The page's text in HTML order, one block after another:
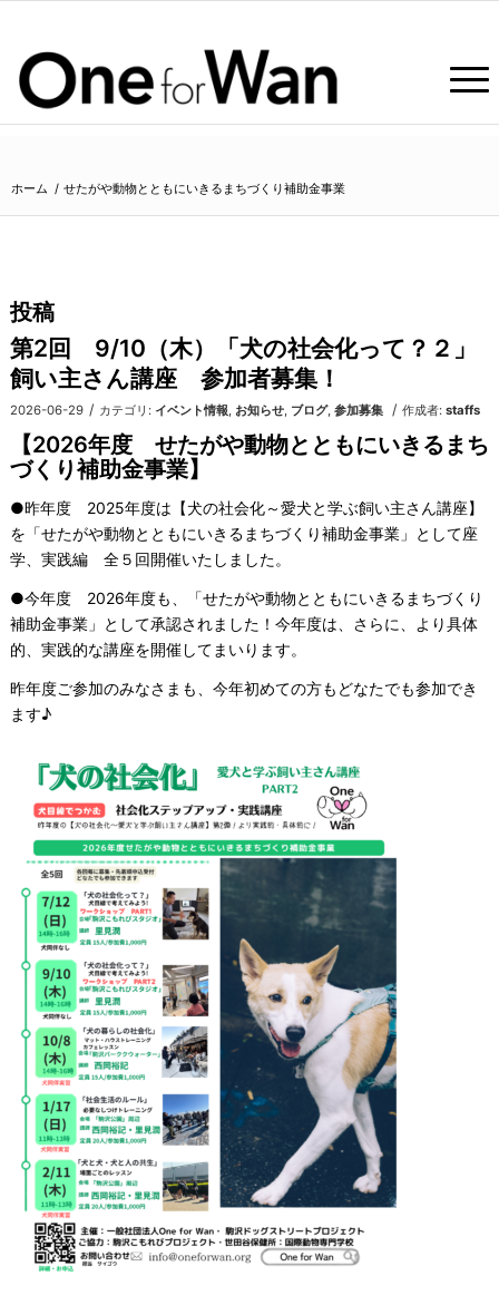
ホーム / せたがや動物とともにいきるまちづくり補助金事業
投稿
第2回 9/10（木）「犬の社会化って？２」
飼い主さん講座 参加者募集！
2026-06-29 / カテゴリ: イベント情報, お知らせ, ブログ, 参加募集 / 作成者: staffs
【2026年度 せたがや動物とともにいきるまち
づくり補助金事業】
●昨年度 2025年度は【犬の社会化～愛犬と学ぶ飼い主さん講座】
を「せたがや動物とともにいきるまちづくり補助金事業」として座
学、実践編 全５回開催いたしました。
●今年度 2026年度も、「せたがや動物とともにいきるまちづくり
補助金事業」として承認されました！今年度は、さらに、より具体
的、実践的な講座を開催してまいります。
昨年度ご参加のみなさまも、今年初めての方もどなたでも参加でき
ます♪